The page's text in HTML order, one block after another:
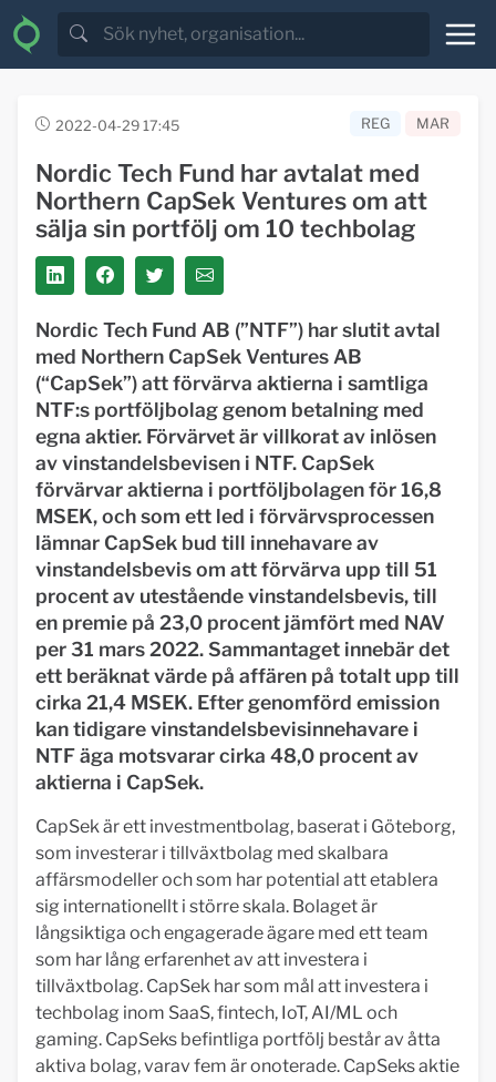
2022-04-29 17:45 REG MAR
Nordic Tech Fund har avtalat med
Northern CapSek Ventures om att
sälja sin portfölj om 10 techbolag
Nordic Tech Fund AB (”NTF”) har slutit avtal
med Northern CapSek Ventures AB
(“CapSek”) att förvärva aktierna i samtliga
NTF:s portföljbolag genom betalning med
egna aktier. Förvärvet är villkorat av inlösen
av vinstandelsbevisen i NTF. CapSek
förvärvar aktierna i portföljbolagen för 16,8
MSEK, och som ett led i förvärvsprocessen
lämnar CapSek bud till innehavare av
vinstandelsbevis om att förvärva upp till 51
procent av utestående vinstandelsbevis, till
en premie på 23,0 procent jämfört med NAV
per 31 mars 2022. Sammantaget innebär det
ett beräknat värde på affären på totalt upp till
cirka 21,4 MSEK. Efter genomförd emission
kan tidigare vinstandelsbevisinnehavare i
NTF äga motsvarar cirka 48,0 procent av
aktierna i CapSek.
CapSek är ett investmentbolag, baserat i Göteborg,
som investerar i tillväxtbolag med skalbara
affärsmodeller och som har potential att etablera
sig internationellt i större skala. Bolaget är
långsiktiga och engagerade ägare med ett team
som har lång erfarenhet av att investera i
tillväxtbolag. CapSek har som mål att investera i
techbolag inom SaaS, fintech, IoT, AI/ML och
gaming. CapSeks befintliga portfölj består av åtta
aktiva bolag, varav fem är onoterade. CapSeks aktie